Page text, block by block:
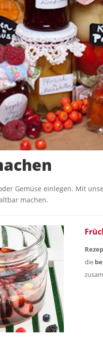
Gemüse einlegen. Mit
machen.
die